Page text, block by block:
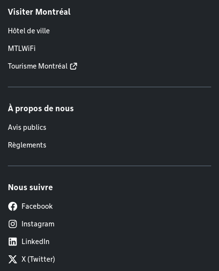
Visiter Montréal
Hôtel de ville
MTLWiFi
Tourisme Montréal
À propos de nous
Avis publics
Règlements
Nous suivre
Facebook
Instagram
LinkedIn
X (Twitter)